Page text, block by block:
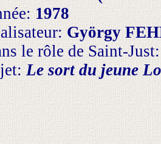
1978
György
le rôle de Saint-
Le sort du jeune